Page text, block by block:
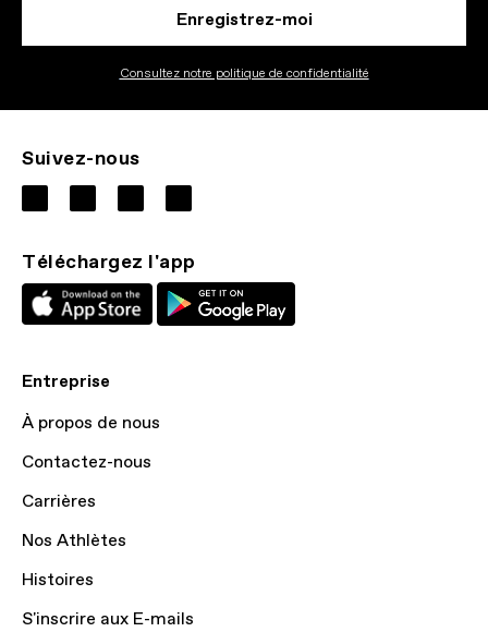
Enregistrez-moi
Consultez notre politique de confidentialité
Suivez-nous
Téléchargez l'app
Entreprise
À propos de nous
Contactez-nous
Carrières
Nos Athlètes
Histoires
S'inscrire aux E-mails